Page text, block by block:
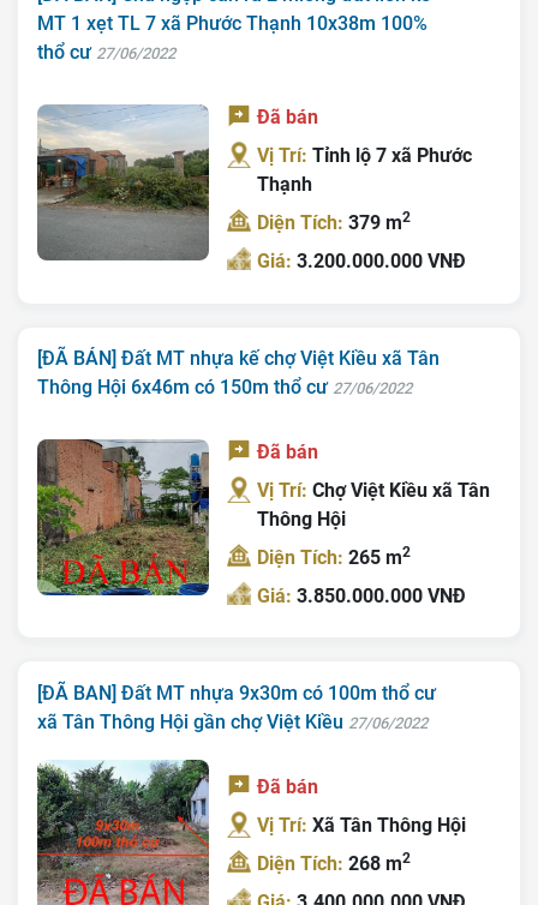
MT 1 xẹt TL 7 xã Phước Thạnh 10x38m 100%
thổ cư 27/06/2022
Đã bán
Vị Trí:Tỉnh lộ 7 xã Phước
Thạnh
Diện Tích:379 m2
Giá:3.200.000.000 VNĐ
[ĐÃ BÁN] Đất MT nhựa kế chợ Việt Kiều xã Tân
Thông Hội 6x46m có 150m thổ cư 27/06/2022
Đã bán
Vị Trí:Chợ Việt Kiều xã Tân
Thông Hội
Diện Tích:265 m2
Giá:3.850.000.000 VNĐ
[ĐÃ BAN] Đất MT nhựa 9x30m có 100m thổ cư
xã Tân Thông Hội gần chợ Việt Kiều 27/06/2022
Đã bán
Vị Trí:Xã Tân Thông Hội
Diện Tích:268 m2